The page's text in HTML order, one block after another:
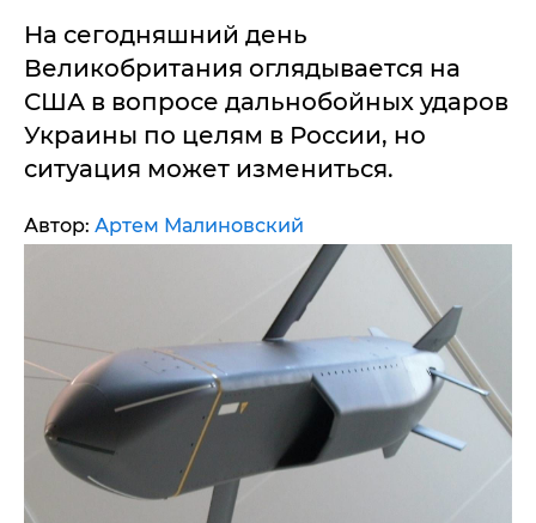
На сегодняшний день
Великобритания оглядывается на
США в вопросе дальнобойных ударов
Украины по целям в России, но
ситуация может измениться.
Автор: Артем Малиновский